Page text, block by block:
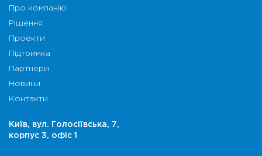
Про компанію
Рішення
Проекти
Підтримка
Партнери
Новини
Контакти
Київ, вул. Голосіївська, 7,
корпус 3, офіс 1